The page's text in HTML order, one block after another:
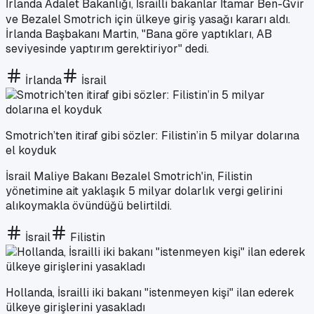
İrlanda Adalet Bakanlığı, İsrailli bakanlar Itamar Ben-Gvir
ve Bezalel Smotrich için ülkeye giriş yasağı kararı aldı.
İrlanda Başbakanı Martin, "Bana göre yaptıkları, AB
seviyesinde yaptırım gerektiriyor" dedi.
İrlanda İsrail
Smotrich’ten itiraf gibi sözler: Filistin’in 5 milyar dolarına
el koyduk
İsrail Maliye Bakanı Bezalel Smotrich'in, Filistin
yönetimine ait yaklaşık 5 milyar dolarlık vergi gelirini
alıkoymakla övündüğü belirtildi.
İsrail Filistin
Hollanda, İsrailli iki bakanı "istenmeyen kişi" ilan ederek
ülkeye girişlerini yasakladı